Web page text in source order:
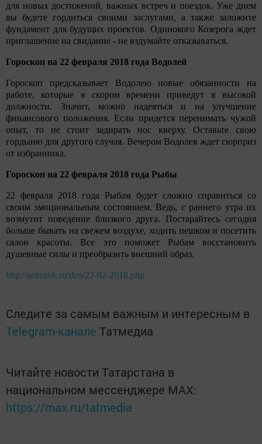
для новых достижений, важных встреч и поездок. Уже днем
вы будете гордиться своими заслугами, а также заложите
фундамент для будущих проектов. Одинокого Козерога ждет
приглашение на свидание - не вздумайте отказываться.
Гороскоп на 22 февраля 2018 года Водолей
Гороскоп предсказывает Водолею новые обязанности на
работе, которые в скором времени приведут в высокой
должности. Значит, можно надеяться и на улучшение
финансового положения. Если придется перенимать чужой
опыт, то не стоит задирать нос кверху. Оставьте свою
гордыню для другого случая. Вечером Водолея ждет сюрприз
от избранника.
Гороскоп на 22 февраля 2018 года Рыбы
22 февраля 2018 года Рыбам будет сложно справиться со
своим эмоциональным состоянием. Ведь, с раннего утра их
возмутит поведение близкого друга. Постарайтесь сегодня
больше бывать на свежем воздухе, ходить пешком и посетить
салон красоты. Все это поможет Рыбам восстановить
душевные силы и преобразить внешний образ.
http://astrorok.ru/den/22-02-2018.php
Следите за самым важным и интересным в
Telegram-канале Татмедиа
Читайте новости Татарстана в
национальном мессенджере MАХ:
https://max.ru/tatmedia